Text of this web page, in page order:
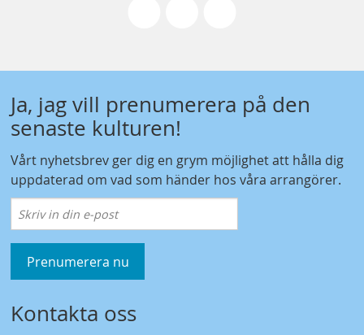
Ja, jag vill prenumerera på den
senaste kulturen!
Vårt nyhetsbrev ger dig en grym möjlighet att hålla dig
uppdaterad om vad som händer hos våra arrangörer.
Prenumerera nu
Kontakta oss